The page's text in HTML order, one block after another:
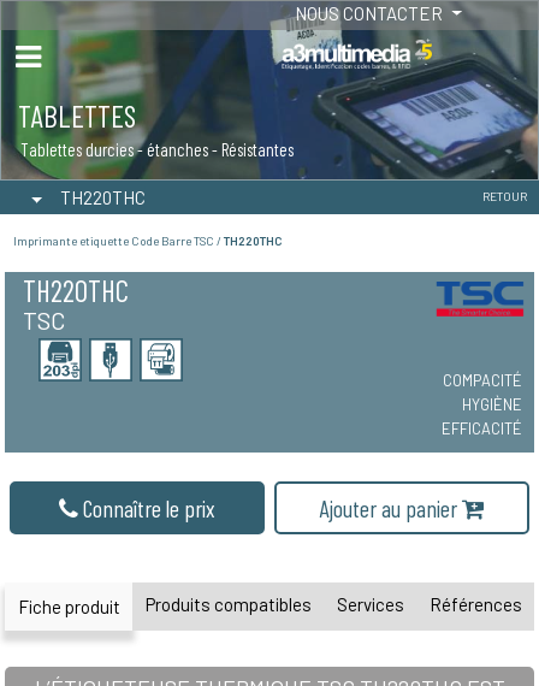
NOUS CONTACTER
TABLETTES
Tablettes durcies - étanches - Résistantes
TH220THC RETOUR
Imprimante etiquette Code Barre TSC / TH220THC
TH220THC
TSC
COMPACITÉ
HYGIÈNE
EFFICACITÉ
Connaître le prix Ajouter au panier
Fiche produit Produits compatibles Services Références